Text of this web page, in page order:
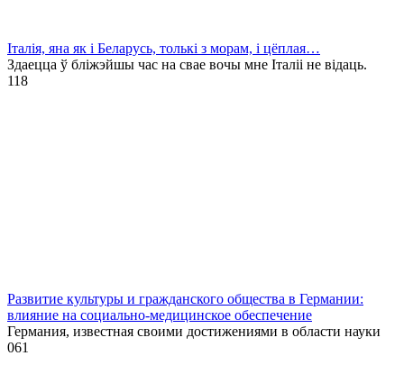
Італія, яна як і Беларусь, толькі з морам, і цёплая…
Здаецца ў бліжэйшы час на свае вочы мне Італіі не відаць.
118
Развитие культуры и гражданского общества в Германии:
влияние на социально-медицинское обеспечение
Германия, известная своими достижениями в области науки
061